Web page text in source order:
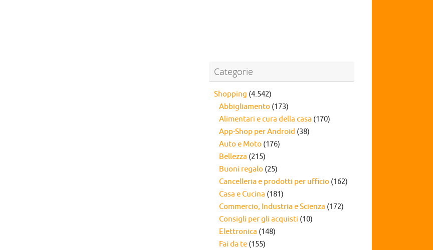
Categorie
Shopping (4.542)
Abbigliamento (173)
Alimentari e cura della casa (170)
App-Shop per Android (38)
Auto e Moto (176)
Bellezza (215)
Buoni regalo (25)
Cancelleria e prodotti per ufficio (162)
Casa e Cucina (181)
Commercio, Industria e Scienza (172)
Consigli per gli acquisti (10)
Elettronica (148)
Fai da te (155)